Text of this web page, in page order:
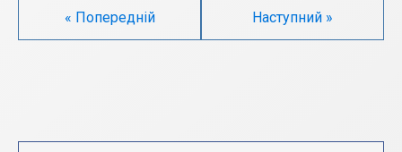
« Попередній Наступний »